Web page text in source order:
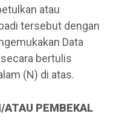
atau
tersebut dengan
Data
bertulis
(N) di atas.
ATAU PEMBEKAL